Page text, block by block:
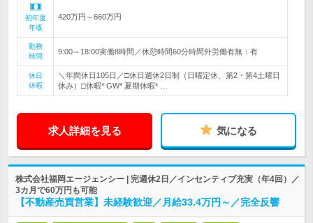
初年度
年収
420万円～660万円
勤務
時間
9:00～18:00実働8時間／休憩時間60分時間外労働有無：有
休日
休暇
＼年間休日105日／□休日週休2日制（日曜定休、第2・第4土曜日
休み）□休暇* GW* 夏期休暇* …
求人詳細を見る 気になる
株式会社福岡エージェンシー | 完週休2日／インセンティブ充実（年4回）／
3カ月で60万円も可能
【不動産売買営業】未経験歓迎／月給33.4万円～／完全反響